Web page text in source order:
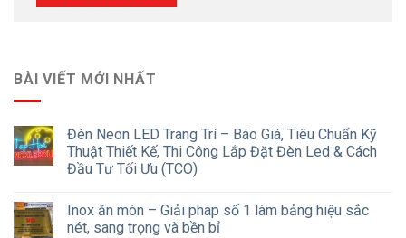
BÀI VIẾT MỚI NHẤT
Đèn Neon LED Trang Trí – Báo Giá, Tiêu Chuẩn Kỹ
Thuật Thiết Kế, Thi Công Lắp Đặt Đèn Led & Cách
Đầu Tư Tối Ưu (TCO)
Inox ăn mòn – Giải pháp số 1 làm bảng hiệu sắc
nét, sang trọng và bền bỉ